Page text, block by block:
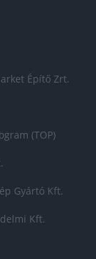
Építő Zrt.
(TOP)
Gyártó Kft.
Kft.